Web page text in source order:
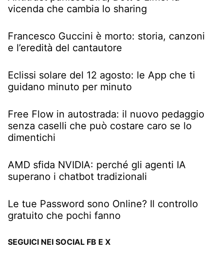
vicenda che cambia lo sharing
Francesco Guccini è morto: storia, canzoni
e l’eredità del cantautore
Eclissi solare del 12 agosto: le App che ti
guidano minuto per minuto
Free Flow in autostrada: il nuovo pedaggio
senza caselli che può costare caro se lo
dimentichi
AMD sfida NVIDIA: perché gli agenti IA
superano i chatbot tradizionali
Le tue Password sono Online? Il controllo
gratuito che pochi fanno
SEGUICI NEI SOCIAL FB E X